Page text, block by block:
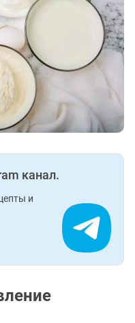
канал.
и